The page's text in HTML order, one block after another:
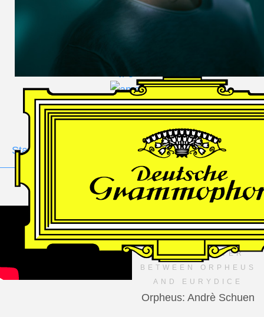
Baritone
Stage Duo
VIDEO
MANFRED TROJAHN –
AN ENCOUNTER
BETWEEN ORPHEUS
AND EURYDICE
Orpheus: Andrè Schuen